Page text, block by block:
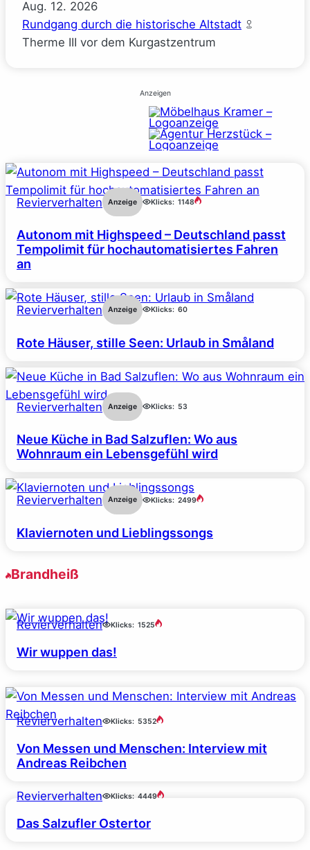
Aug. 12. 2026
Rundgang durch die historische Altstadt
Therme III vor dem Kurgastzentrum
Anzeigen
Revierverhalten Anzeige Klicks: 1148
Autonom mit Highspeed – Deutschland passt
Tempolimit für hochautomatisiertes Fahren
an
Revierverhalten Anzeige Klicks: 60
Rote Häuser, stille Seen: Urlaub in Småland
Revierverhalten Anzeige Klicks: 53
Neue Küche in Bad Salzuflen: Wo aus
Wohnraum ein Lebensgefühl wird
Revierverhalten Anzeige Klicks: 2499
Klaviernoten und Lieblingssongs
Brandheiß
Revierverhalten Klicks: 1525
Wir wuppen das!
Revierverhalten Klicks: 5352
Von Messen und Menschen: Interview mit
Andreas Reibchen
Revierverhalten Klicks: 4449
Das Salzufler Ostertor